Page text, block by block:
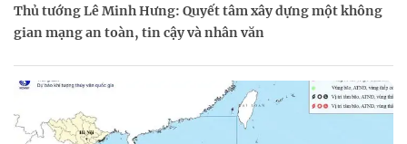
Thủ tướng Lê Minh Hưng: Quyết tâm xây dựng một không
gian mạng an toàn, tin cậy và nhân văn